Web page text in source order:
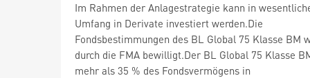
Im Rahmen der Anlagestrategie kann in
Umfang in Derivate investiert werden.Die
Fondsbestimmungen des BL Global 75 Klasse BM
durch die FMA bewilligt.Der BL Global 75 Klasse
mehr als 35 % des Fondsvermögens in